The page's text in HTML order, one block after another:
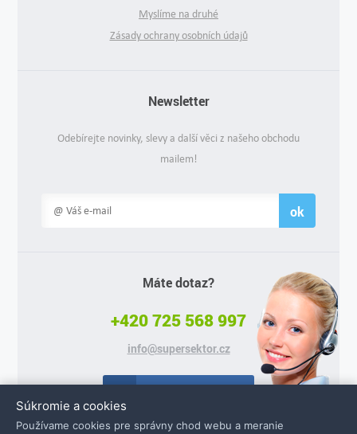
Myslíme na druhé
Zásady ochrany osobních údajů
Newsletter
Odebírejte novinky, slevy a další věci z našeho obchodu
mailem!
ok
Máte dotaz?
+420 725 568 997
info@supersektor.cz
Súkromie a cookies
Používame cookies pre správny chod webu a meranie